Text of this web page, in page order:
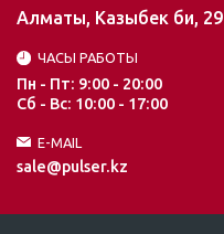
Алматы, Казыбек би, 29
ЧАСЫ РАБОТЫ
Пн - Пт: 9:00 - 20:00
Сб - Вс: 10:00 - 17:00
E-MAIL
sale@pulser.kz